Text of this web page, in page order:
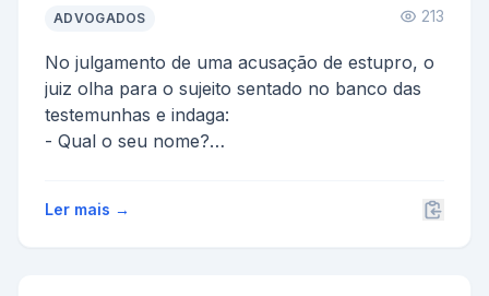
ADVOGADOS 213
No julgamento de uma acusação de estupro, o
juiz olha para o sujeito sentado no banco das
testemunhas e indaga:
- Qual o seu nome?
Ler mais →